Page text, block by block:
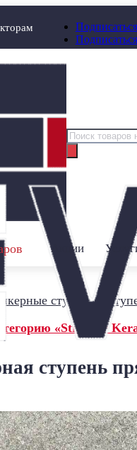
Подписаться
Подписаться
Поиск
товаров
Акции
ступени/
«Stroeher
ступень